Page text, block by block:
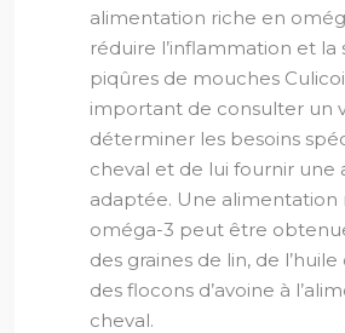
alimentation riche en
réduire l’inflammation et la
piqûres de mouches
important de consulter un
déterminer les besoins
cheval et de lui fournir une
adaptée. Une alimentation
oméga-3 peut être
des graines de lin, de
des flocons d’avoine à
cheval.